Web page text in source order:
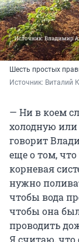
Шесть простых
Источник: Виталий
— Ни в коем
холодную
говорит
еще о том,
корневая
нужно
чтобы вода
чтобы она
проводить
Я считаю,